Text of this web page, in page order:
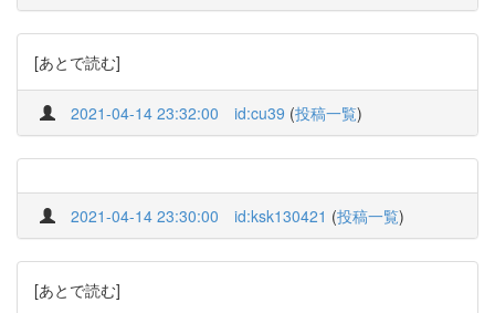
[あとで読む]
2021-04-14 23:32:00 id:cu39 (投稿一覧)
2021-04-14 23:30:00 id:ksk130421 (投稿一覧)
[あとで読む]